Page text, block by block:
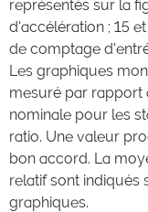
représentés sur la
d'accélération ; 15
de comptage
Les graphiques
mesuré par rapport
nominale pour les
ratio. Une valeur
bon accord. La
relatif sont indiqués
graphiques.